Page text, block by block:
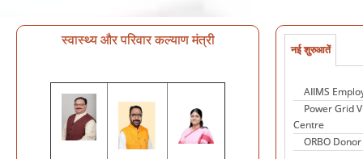
स्वास्थ्य और परिवार कल्याण मंत्री
नई शुरुआतें
सिग्नेचर वीडियो
AIIMS
Power Grid
Centre
ORBO